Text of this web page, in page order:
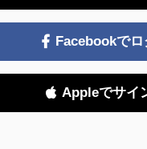
Facebookで
Appleでサイ